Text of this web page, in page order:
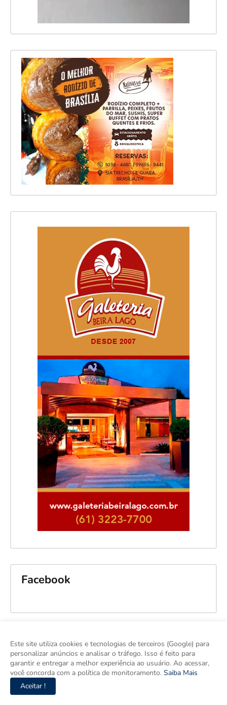
Facebook
Este site utiliza cookies e tecnologias de terceiros (Google) para
personalizar anúncios e analisar o tráfego. Isso é feito para
garantir e entregar a melhor experiência ao usuário. Ao acessar,
você concorda com a política de monitoramento. Saiba Mais
Aceitar !